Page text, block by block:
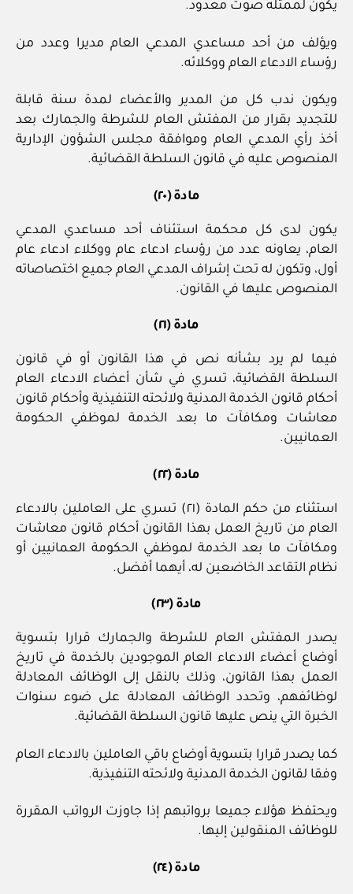
يكون لممثله صوت معدود.
ويؤلف من أحد مساعدي المدعي العام مديرا وعدد من
رؤساء الادعاء العام ووكلائه.
ويكون ندب كل من المدير والأعضاء لمدة سنة قابلة
للتجديد بقرار من المفتش العام للشرطة والجمارك بعد
أخذ رأي المدعي العام وموافقة مجلس الشؤون الإدارية
المنصوص عليه في قانون السلطة القضائية.
مادة (٢٠)
يكون لدى كل محكمة استئناف أحد مساعدي المدعي
العام، يعاونه عدد من رؤساء ادعاء عام ووكلاء ادعاء عام
أول، وتكون له تحت إشراف المدعي العام جميع اختصاصاته
المنصوص عليها في القانون.
مادة (٢١)
فيما لم يرد بشأنه نص في هذا القانون أو في قانون
السلطة القضائية، تسري في شأن أعضاء الادعاء العام
أحكام قانون الخدمة المدنية ولائحته التنفيذية وأحكام قانون
معاشات ومكافآت ما بعد الخدمة لموظفي الحكومة
العمانيين.
مادة (٢٢)
استثناء من حكم المادة (٢١) تسري على العاملين بالادعاء
العام من تاريخ العمل بهذا القانون أحكام قانون معاشات
ومكافآت ما بعد الخدمة لموظفي الحكومة العمانيين أو
نظام التقاعد الخاضعين له، أيهما أفضل.
مادة (٢٣)
يصدر المفتش العام للشرطة والجمارك قرارا بتسوية
أوضاع أعضاء الادعاء العام الموجودين بالخدمة في تاريخ
العمل بهذا القانون، وذلك بالنقل إلى الوظائف المعادلة
لوظائفهم، وتحدد الوظائف المعادلة على ضوء سنوات
الخبرة التي ينص عليها قانون السلطة القضائية.
كما يصدر قرارا بتسوية أوضاع باقي العاملين بالادعاء العام
وفقا لقانون الخدمة المدنية ولائحته التنفيذية.
ويحتفظ هؤلاء جميعا برواتبهم إذا جاوزت الرواتب المقررة
للوظائف المنقولين إليها.
مادة (٢٤)